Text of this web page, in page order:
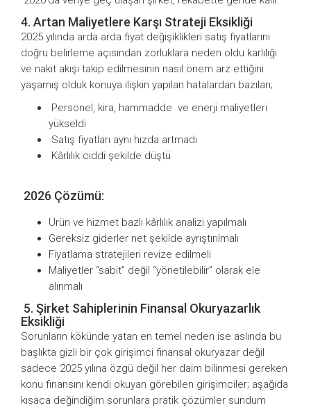
4. Artan Maliyetlere Karşı Strateji Eksikliği
2025 yılında arda arda fiyat değişiklikleri satış fiyatlarını
doğru belirleme açısından zorluklara neden oldu karlılığı
ve nakit akışı takip edilmesinin nasıl önem arz ettiğini
yaşamış olduk konuya ilişkin yapılan hatalardan bazıları;
Personel, kira, hammadde ve enerji maliyetleri
yükseldi
Satış fiyatları aynı hızda artmadı
Kârlılık ciddi şekilde düştü
2026 Çözümü:
Ürün ve hizmet bazlı kârlılık analizi yapılmalı
Gereksiz giderler net şekilde ayrıştırılmalı
Fiyatlama stratejileri revize edilmeli
Maliyetler “sabit” değil “yönetilebilir” olarak ele
alınmalı
5. Şirket Sahiplerinin Finansal Okuryazarlık
Eksikliği
Sorunların kökünde yatan en temel neden ise aslında bu
başlıkta gizli bir çok girişimci finansal okuryazar değil
sadece 2025 yılına özgü değil her daim bilinmesi gereken
konu finansını kendi okuyan görebilen girişimciler; aşağıda
kısaca değindiğim sorunlara pratik çözümler sundum